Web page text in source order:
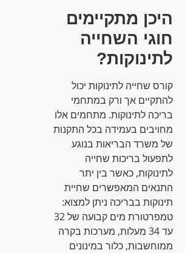
היכן מתקיימים
חוגי השחייה
לתינוקות?
קורס שחייה לתינוקות יכול
להתקיים אך ורק במתחמי
בריכה לתינוקות. מתחמים אלו
מחויבים בעמידה בכל התקנות
של משרד הבריאות בנוגע
לתפעול בריכות שחייה
לתינוקות, כאשר בין יתר
התנאים המאפשרים שחיית
תינוקות בבריכה ניתן למצוא:
טמפרטורת מים קבועה של 32
עד 34 מעלות, מערכות בקרה
ממוחשבות, כלור במינונים